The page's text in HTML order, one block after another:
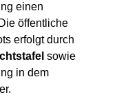
einen
öffentliche
erfolgt durch
sowie
in dem